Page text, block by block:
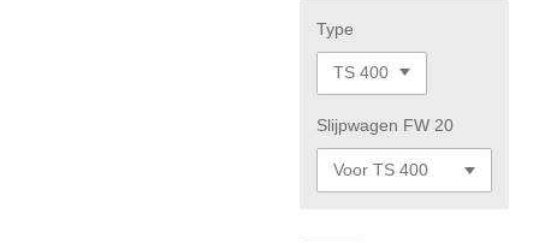
Type
Slijpwagen FW 20